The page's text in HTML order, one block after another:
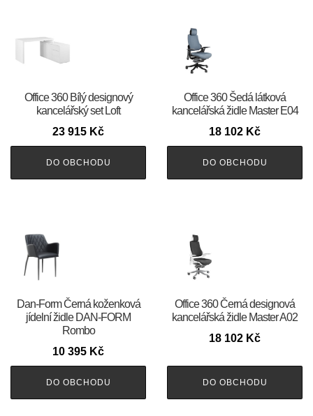
Office 360 Bílý designový
kancelářský set Loft
23 915 Kč
DO OBCHODU
Office 360 Šedá látková
kancelářská židle Master E04
18 102 Kč
DO OBCHODU
​​​​​Dan-Form Černá koženková
jídelní židle DAN-FORM
Rombo
10 395 Kč
DO OBCHODU
Office 360 Černá designová
kancelářská židle Master A02
18 102 Kč
DO OBCHODU